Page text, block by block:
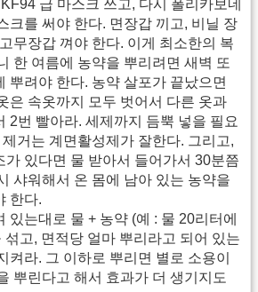
급 마스크 쓰고, 다시 폴리카보네
크를 써야 한다. 면장갑 끼고, 비닐 장
무장갑 껴야 한다. 이게 최소한의 복
한 여름에 농약을 뿌리려면 새벽 또
뿌려야 한다. 농약 살포가 끝났으면
은 속옷까지 모두 벗어서 다른 옷과
2번 빨아라. 세제까지 듬뿍 넣을 필요
거는 계면활성제가 잘한다. 그리고,
가 있다면 물 받아서 들어가서 30분쯤
샤워해서 온 몸에 남아 있는 농약을
한다.
있는대로 물 + 농약 (예 : 물 20리터에
섞고, 면적당 얼마 뿌리라고 되어 있는
켜라. 그 이하로 뿌리면 별로 소용이
뿌린다고 해서 효과가 더 생기지도